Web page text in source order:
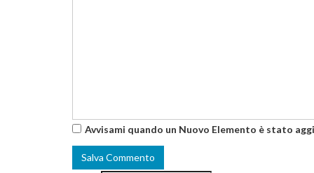
Avvisami quando un Nuovo Elemento è stato